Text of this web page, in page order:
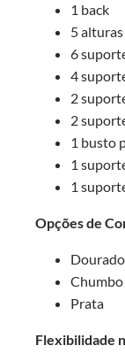
1 back
5
6
4
2
2
1 busto
1
1
Opções de
Dourado
Chumbo
Prata
Flexibilidade